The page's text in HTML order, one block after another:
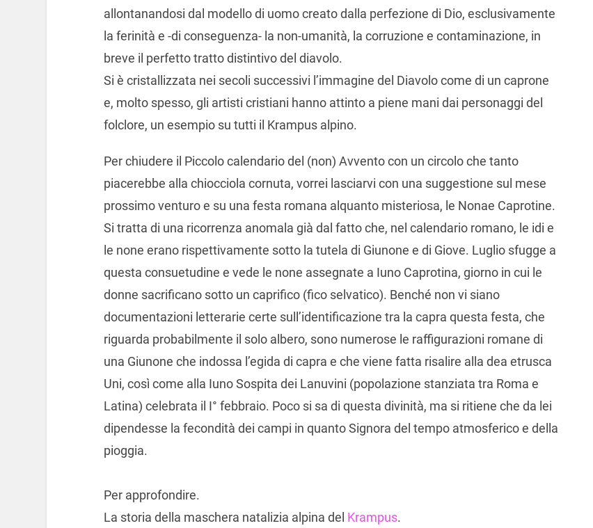
allontanandosi dal modello di uomo creato dalla perfezione di Dio, esclusivamente
la ferinità e -di conseguenza- la non-umanità, la corruzione e contaminazione, in
breve il perfetto tratto distintivo del diavolo.
Si è cristallizzata nei secoli successivi l’immagine del Diavolo come di un caprone
e, molto spesso, gli artisti cristiani hanno attinto a piene mani dai personaggi del
folclore, un esempio su tutti il Krampus alpino.
Per chiudere il Piccolo calendario del (non) Avvento con un circolo che tanto
piacerebbe alla chiocciola cornuta, vorrei lasciarvi con una suggestione sul mese
prossimo venturo e su una festa romana alquanto misteriosa, le Nonae Caprotine.
Si tratta di una ricorrenza anomala già dal fatto che, nel calendario romano, le idi e
le none erano rispettivamente sotto la tutela di Giunone e di Giove. Luglio sfugge a
questa consuetudine e vede le none assegnate a Iuno Caprotina, giorno in cui le
donne sacrificano sotto un caprifico (fico selvatico). Benché non vi siano
documentazioni letterarie certe sull’identificazione tra la capra questa festa, che
riguarda probabilmente il solo albero, sono numerose le raffigurazioni romane di
una Giunone che indossa l’egida di capra e che viene fatta risalire alla dea etrusca
Uni, così come alla Iuno Sospita dei Lanuvini (popolazione stanziata tra Roma e
Latina) celebrata il I° febbraio. Poco si sa di questa divinità, ma si ritiene che da lei
dipendesse la fecondità dei campi in quanto Signora del tempo atmosferico e della
pioggia.
Per approfondire.
La storia della maschera natalizia alpina del Krampus.